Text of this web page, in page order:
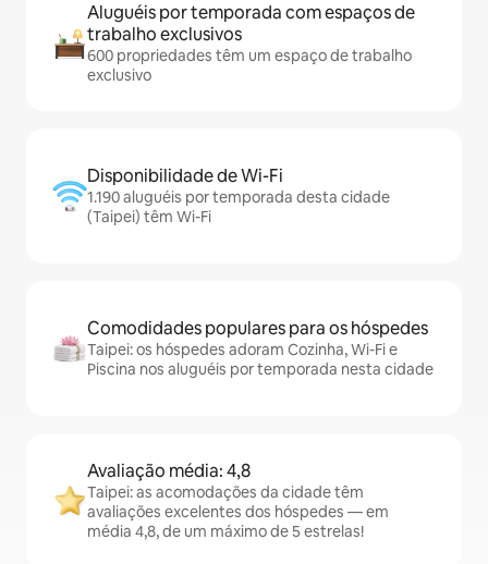
Aluguéis por temporada com espaços de
trabalho exclusivos
600 propriedades têm um espaço de trabalho
exclusivo
Disponibilidade de Wi-Fi
1.190 aluguéis por temporada desta cidade
(Taipei) têm Wi-Fi
Comodidades populares para os hóspedes
Taipei: os hóspedes adoram Cozinha, Wi-Fi e
Piscina nos aluguéis por temporada nesta cidade
Avaliação média: 4,8
Taipei: as acomodações da cidade têm
avaliações excelentes dos hóspedes — em
média 4,8, de um máximo de 5 estrelas!